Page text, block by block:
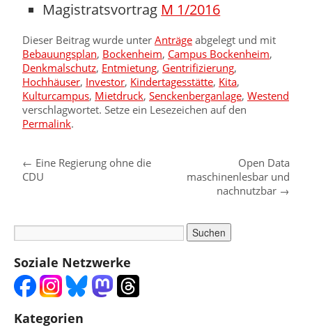
Magistratsvortrag M 1/2016
Dieser Beitrag wurde unter Anträge abgelegt und mit
Bebauungsplan, Bockenheim, Campus Bockenheim,
Denkmalschutz, Entmietung, Gentrifizierung,
Hochhäuser, Investor, Kindertagesstätte, Kita,
Kulturcampus, Mietdruck, Senckenberganlage, Westend
verschlagwortet. Setze ein Lesezeichen auf den
Permalink.
← Eine Regierung ohne die
CDU
Open Data
maschinenlesbar und
nachnutzbar →
Soziale Netzwerke
Kategorien